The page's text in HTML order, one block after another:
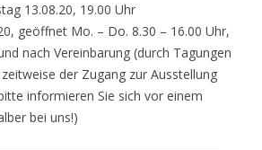
13.08.20, 19.00 Uhr
geöffnet Mo. – Do. 8.30 – 16.00 Uhr,
nach Vereinbarung (durch Tagungen
der Zugang zur Ausstellung
informieren Sie sich vor einem
bei uns!)